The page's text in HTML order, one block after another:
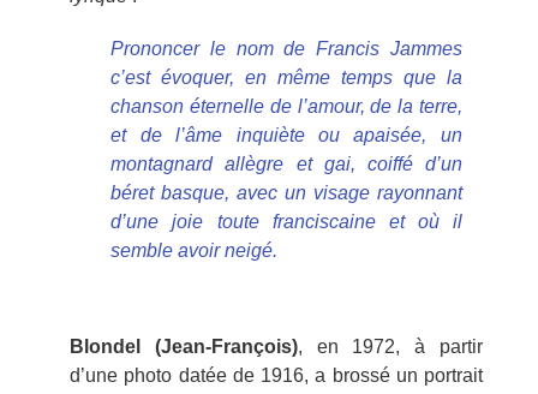
Prononcer le nom de Francis Jammes
c’est évoquer, en même temps que la
chanson éternelle de l’amour, de la terre,
et de l’âme inquiète ou apaisée, un
montagnard allègre et gai, coiffé d’un
béret basque, avec un visage rayonnant
d’une joie toute franciscaine et où il
semble avoir neigé.
Blondel (Jean-François), en 1972, à partir
d’une photo datée de 1916, a brossé un portrait